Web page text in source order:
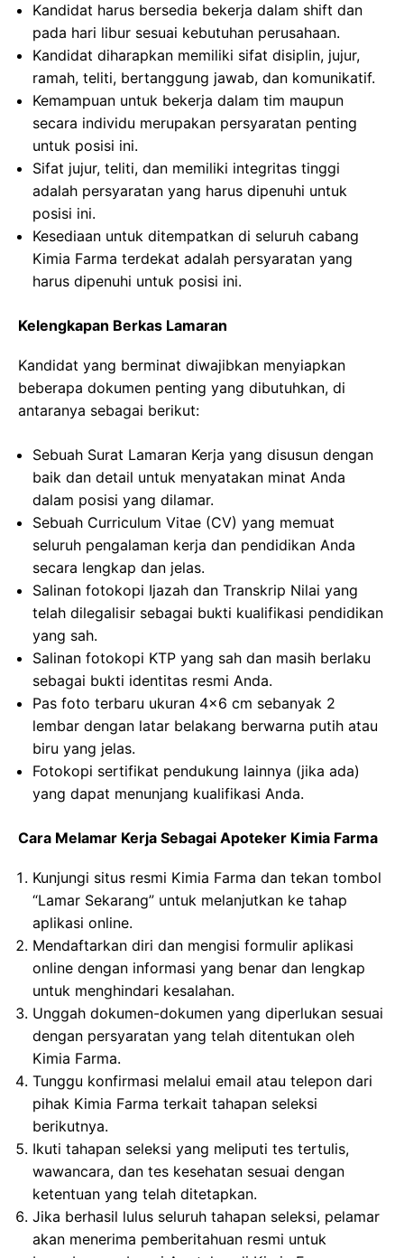
Kandidat harus bersedia bekerja dalam shift dan
pada hari libur sesuai kebutuhan perusahaan.
Kandidat diharapkan memiliki sifat disiplin, jujur,
ramah, teliti, bertanggung jawab, dan komunikatif.
Kemampuan untuk bekerja dalam tim maupun
secara individu merupakan persyaratan penting
untuk posisi ini.
Sifat jujur, teliti, dan memiliki integritas tinggi
adalah persyaratan yang harus dipenuhi untuk
posisi ini.
Kesediaan untuk ditempatkan di seluruh cabang
Kimia Farma terdekat adalah persyaratan yang
harus dipenuhi untuk posisi ini.
Kelengkapan Berkas Lamaran
Kandidat yang berminat diwajibkan menyiapkan
beberapa dokumen penting yang dibutuhkan, di
antaranya sebagai berikut:
Sebuah Surat Lamaran Kerja yang disusun dengan
baik dan detail untuk menyatakan minat Anda
dalam posisi yang dilamar.
Sebuah Curriculum Vitae (CV) yang memuat
seluruh pengalaman kerja dan pendidikan Anda
secara lengkap dan jelas.
Salinan fotokopi Ijazah dan Transkrip Nilai yang
telah dilegalisir sebagai bukti kualifikasi pendidikan
yang sah.
Salinan fotokopi KTP yang sah dan masih berlaku
sebagai bukti identitas resmi Anda.
Pas foto terbaru ukuran 4×6 cm sebanyak 2
lembar dengan latar belakang berwarna putih atau
biru yang jelas.
Fotokopi sertifikat pendukung lainnya (jika ada)
yang dapat menunjang kualifikasi Anda.
Cara Melamar Kerja Sebagai Apoteker Kimia Farma
Kunjungi situs resmi Kimia Farma dan tekan tombol
“Lamar Sekarang” untuk melanjutkan ke tahap
aplikasi online.
Mendaftarkan diri dan mengisi formulir aplikasi
online dengan informasi yang benar dan lengkap
untuk menghindari kesalahan.
Unggah dokumen-dokumen yang diperlukan sesuai
dengan persyaratan yang telah ditentukan oleh
Kimia Farma.
Tunggu konfirmasi melalui email atau telepon dari
pihak Kimia Farma terkait tahapan seleksi
berikutnya.
Ikuti tahapan seleksi yang meliputi tes tertulis,
wawancara, dan tes kesehatan sesuai dengan
ketentuan yang telah ditetapkan.
Jika berhasil lulus seluruh tahapan seleksi, pelamar
akan menerima pemberitahuan resmi untuk